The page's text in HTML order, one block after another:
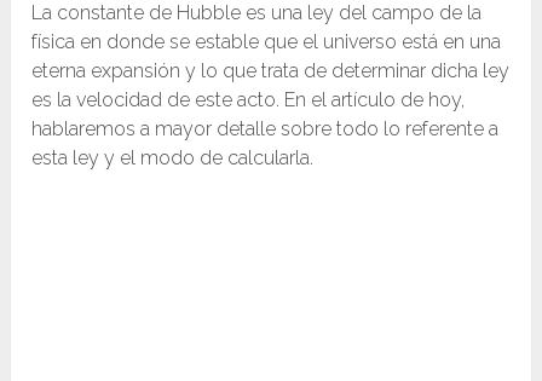
La constante de Hubble es una ley del campo de la
física en donde se estable que el universo está en una
eterna expansión y lo que trata de determinar dicha ley
es la velocidad de este acto. En el artículo de hoy,
hablaremos a mayor detalle sobre todo lo referente a
esta ley y el modo de calcularla.